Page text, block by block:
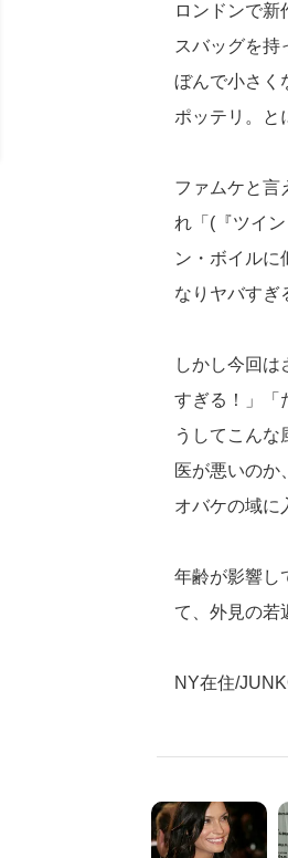
ロンドンで
スバッグを持
ぼんで小さく
ポッテリ。と
ファムケと言
れ「(『ツイ
ン・ボイルに
なりヤバすぎ
しかし今回
すぎる！」「
うしてこん
医が悪いのか
オバケの域に
年齢が影響し
て、外見の若
NY在住/